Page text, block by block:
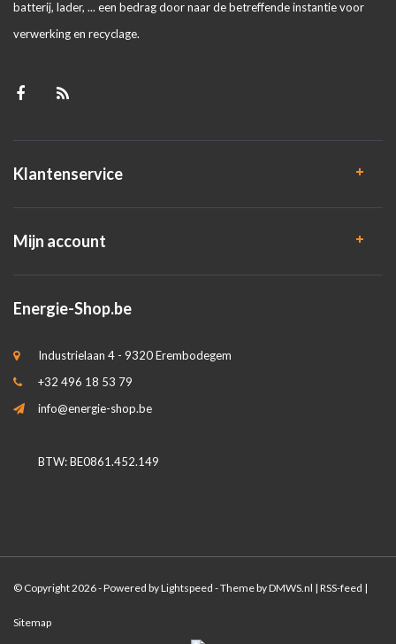
batterij, lader, ... een bedrag door naar de betreffende instantie voor
verwerking en recyclage.
Klantenservice
Mijn account
Energie-Shop.be
Industrielaan 4 - 9320 Erembodegem
+32 496 18 53 79
info@energie-shop.be
BTW: BE0861.452.149
© Copyright 2026 - Powered byLightspeed - Theme byDMWS.nl | RSS-feed |
Sitemap